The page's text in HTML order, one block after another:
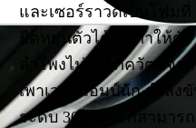
และเซอร์ราวด์เป็นโฟมที่
ยืดหยุ่นตัวได้สูง ทำให้ตัว
ลำโพงไม่บริโภควัตต์จาก
เพาเวอร์แอมป์นัก กำลังขั
ระดับ 300 วัตต์ ก็สามารถ